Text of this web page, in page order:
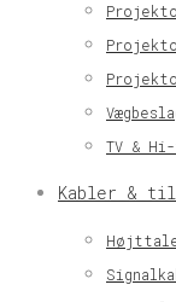
TV &
Kabler &